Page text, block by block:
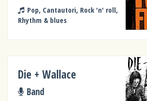
Pop, Cantautori, Rock 'n' roll,
Rhythm & blues
Die + Wallace
Band